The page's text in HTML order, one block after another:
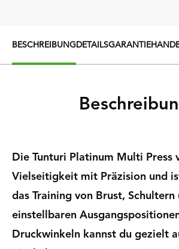
BESCHREIBUNGDETAILSGARANTIE
Die Tunturi Platinum Multi Press
Vielseitigkeit mit Präzision und
das Training von Brust,
einstellbaren
Druckwinkeln kannst du gezielt